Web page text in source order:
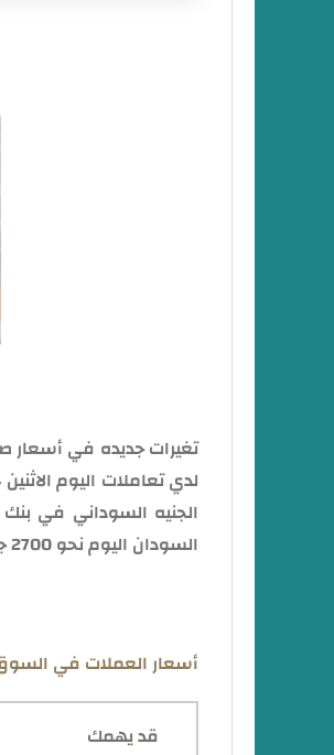
تغيرات جديده في أسعار
السودان اليوم نحو 2700 جنيهاً وهنالك تبيان في الأسعار في السوق السوداء.
أسعار العملات في السوق
قد يهمك